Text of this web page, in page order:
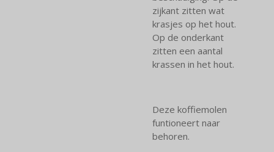
zijkant zitten wat
krasjes op het hout.
Op de onderkant
zitten een aantal
krassen in het hout.
Deze koffiemolen
funtioneert naar
behoren.